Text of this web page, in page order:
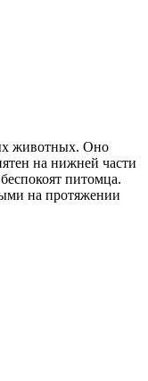
животных. Оно
на нижней части
питомца.
на протяжении